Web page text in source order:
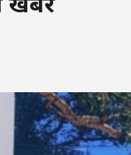
खबर